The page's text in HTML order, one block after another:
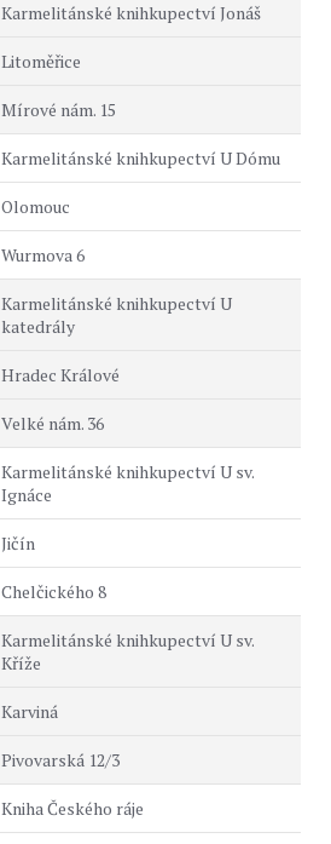
Karmelitánské knihkupectví Jonáš
Litoměřice
Mírové nám. 15
Karmelitánské knihkupectví U Dómu
Olomouc
Wurmova 6
Karmelitánské knihkupectví U
katedrály
Hradec Králové
Velké nám. 36
Karmelitánské knihkupectví U sv.
Ignáce
Jičín
Chelčického 8
Karmelitánské knihkupectví U sv.
Kříže
Karviná
Pivovarská 12/3
Kniha Českého ráje